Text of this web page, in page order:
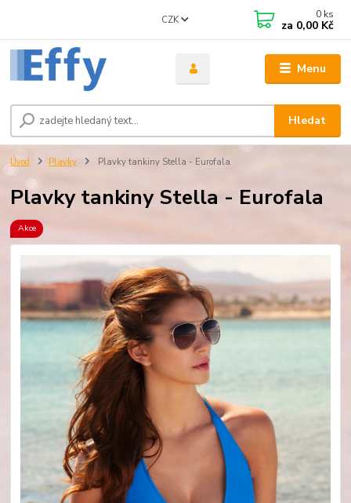
Menu
CZK
Hledat
0 ks
za 0,00 Kč
Úvod Plavky Plavky tankiny Stella - Eurofala
Plavky tankiny Stella - Eurofala
Akce